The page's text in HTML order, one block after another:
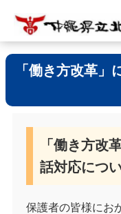
「働き方改革」
「働き方改
話対応につ
保護者の皆様にお